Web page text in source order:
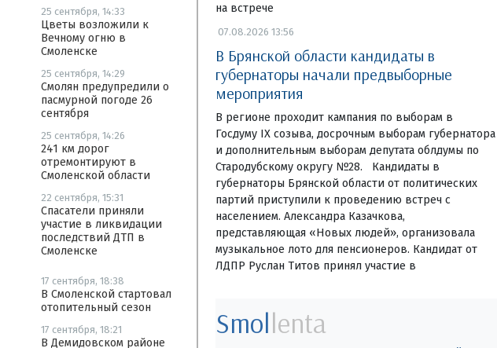
25 сентября, 14:33
Цветы возложили к
Вечному огню в
Смоленске
25 сентября, 14:29
Смолян предупредили о
пасмурной погоде 26
сентября
25 сентября, 14:26
241 км дорог
отремонтируют в
Смоленской области
22 сентября, 15:31
Спасатели приняли
участие в ликвидации
последствий ДТП в
Смоленске
17 сентября, 18:38
В Смоленской стартовал
отопительный сезон
17 сентября, 18:21
В Демидовском районе
на встрече
07.08.2026 13:56
В Брянской области кандидаты в
губернаторы начали предвыборные
мероприятия
В регионе проходит кампания по выборам в
Госдуму IX созыва, досрочным выборам губернатора
и дополнительным выборам депутата облдумы по
Стародубскому округу №28. Кандидаты в
губернаторы Брянской области от политических
партий приступили к проведению встреч с
населением. Александра Казачкова,
представляющая «Новых людей», организовала
музыкальное лото для пенсионеров. Кандидат от
ЛДПР Руслан Титов принял участие в
Smollenta